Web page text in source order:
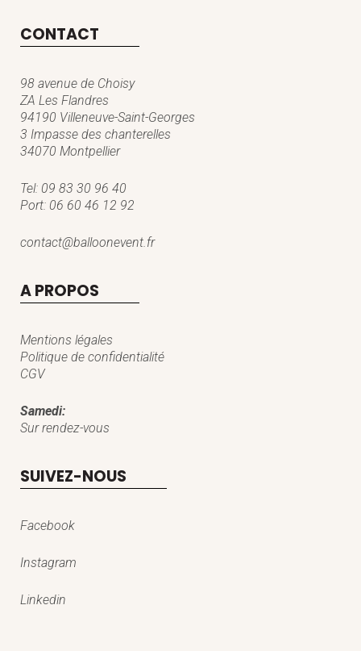
CONTACT
98 avenue de Choisy
ZA Les Flandres
94190 Villeneuve-Saint-Georges
3 Impasse des chanterelles
34070 Montpellier
Tel: 09 83 30 96 40
Port: 06 60 46 12 92
contact@balloonevent.fr
A PROPOS
Mentions légales
Politique de confidentialité
CGV
Samedi:
Sur rendez-vous
SUIVEZ-NOUS
Facebook
Instagram
Linkedin